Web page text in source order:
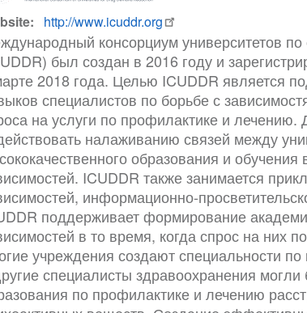
http://www.icuddr.org
консорциум университетов
был создан в 2016 году и
2018 года. Целью ICUDDR является
специалистов по борьбе с
на услуги по профилактике и лечению.
налаживанию связей между
образования и
ICUDDR также занимается
информационно-
поддерживает формирование
в то время, когда спрос на них
учреждения создают специальности
специалисты здравоохранения
по профилактике и лечению